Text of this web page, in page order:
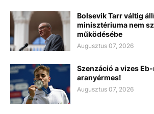
Bolsevik Tarr váltig
minisztériuma nem
működésébe
Augusztus 07, 2026
Szenzáció a vizes
aranyérmes!
Augusztus 07, 2026